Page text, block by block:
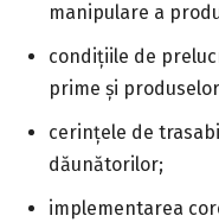
manipulare a
condiţiile de
prime şi
cerinţele de
dăunătorilor;
implementarea